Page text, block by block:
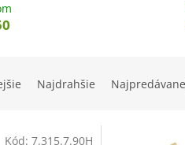
Najdrahšie
Kód: 7.315.7.90H